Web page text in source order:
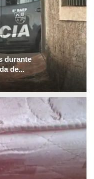
durante
de...